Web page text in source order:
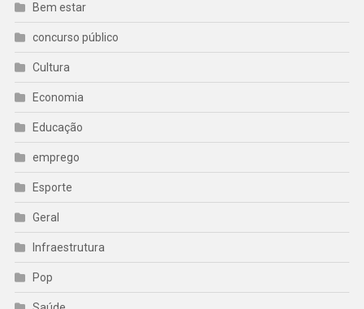
Bem estar
concurso público
Cultura
Economia
Educação
emprego
Esporte
Geral
Infraestrutura
Pop